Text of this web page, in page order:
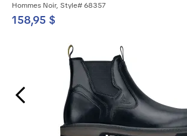
Hommes Noir, Style# 68357
158,95 $
Previous Slide